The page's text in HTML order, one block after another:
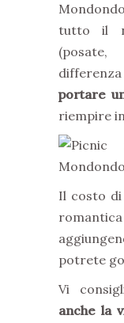
tutto il
portare
riempire
Il costo di
potrete
Vi
anche la